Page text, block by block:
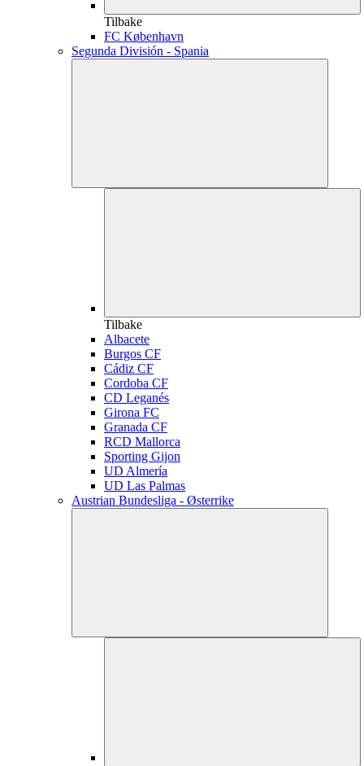
Tilbake
FC København
Segunda División - Spania
Tilbake
Albacete
Burgos CF
Cádiz CF
Cordoba CF
CD Leganés
Girona FC
Granada CF
RCD Mallorca
Sporting Gijon
UD Almería
UD Las Palmas
Austrian Bundesliga - Østerrike